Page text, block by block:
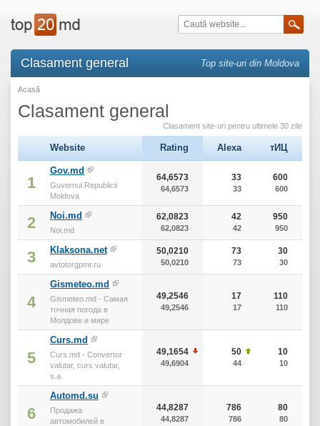
Clasament general Top site-uri din Moldova
Acasă
Clasament general
Clasament site-uri pentru ultimele 30 zile
Website Rating Alexa тИЦ
1
Gov.md
Guvernul Republicii
Moldova
64,6573
64,6573
33
33
600
600
2 Noi.md
Noi.md
62,0823
62,0823
42
42
950
950
3 Klaksona.net
avtotorgpmr.ru
50,0210
50,0210
73
73
30
30
4
Gismeteo.md
Gismeteo.md - Самая
точная погода в
Молдове и мире
49,2546
49,2546
17
17
110
110
5
Curs.md
Curs.md - Convertor
valutar, curs valutar,
s.a.
49,1654
49,6904
50
44
10
10
6
Automd.su
Продажа
автомобилей в
44,8287
44,8287
786
786
80
80